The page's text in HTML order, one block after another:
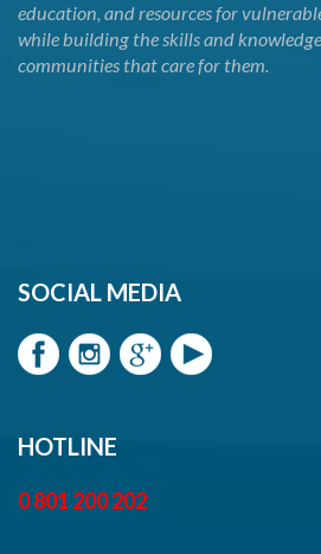
education, and resources for
while building the skills and
communities that care for them.
SOCIAL MEDIA
HOTLINE
0 801 200 202